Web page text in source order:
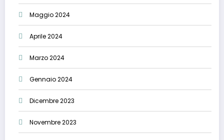
Maggio 2024
Aprile 2024
Marzo 2024
Gennaio 2024
Dicembre 2023
Novembre 2023